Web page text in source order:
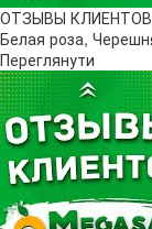
ОТЗЫВЫ КЛИЕНТОВ
Белая роза,
Переглянути